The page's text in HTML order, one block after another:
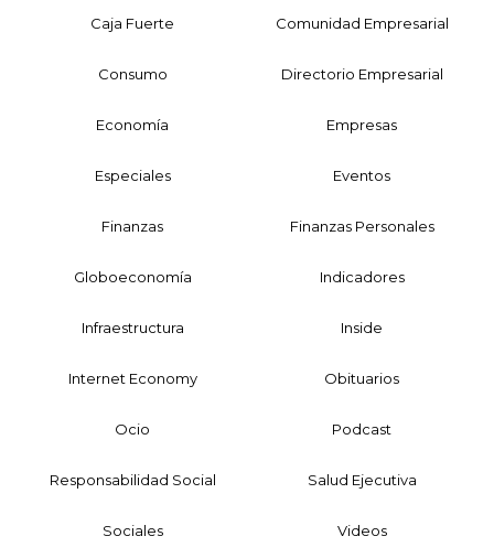
Caja Fuerte Comunidad Empresarial
Consumo Directorio Empresarial
Economía Empresas
Especiales Eventos
Finanzas Finanzas Personales
Globoeconomía Indicadores
Infraestructura Inside
Internet Economy Obituarios
Ocio Podcast
Responsabilidad Social Salud Ejecutiva
Sociales Videos